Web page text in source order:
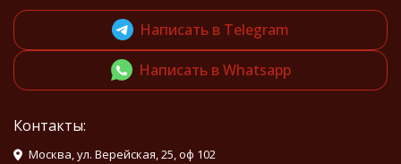
Написать в Telegram
Написать в Whatsapp
Контакты:
Москва, ул. Верейская, 25, оф 102